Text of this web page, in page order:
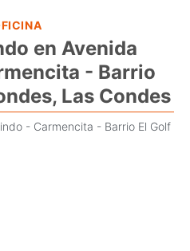
en Avenida
- Barrio
Las Condes
- Carmencita - Barrio El Golf